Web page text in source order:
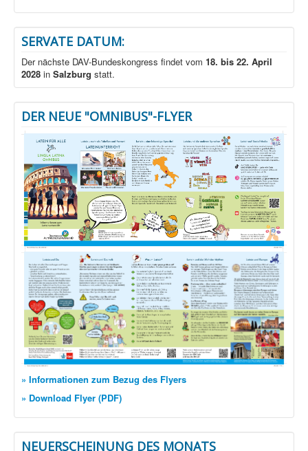
SERVATE DATUM:
Der nächste DAV-Bundeskongress findet vom 18. bis 22. April
2028 in Salzburg statt.
DER NEUE "OMNIBUS"-FLYER
» Informationen zum Bezug des Flyers
» Download Flyer (PDF)
NEUERSCHEINUNG DES MONATS